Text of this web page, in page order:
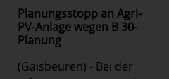
Planungsstopp an Agri-
PV-Anlage wegen B 30-
Planung
(Gaisbeuren) - Bei der